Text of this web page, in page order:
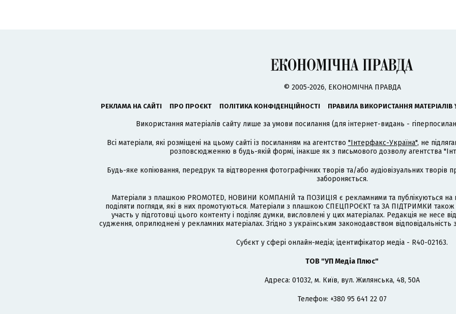
© 2005-2026, ЕКОНОМІЧНА ПРАВДА
РЕКЛАМА НА САЙТІ ПРО ПРОЄКТ ПОЛІТИКА КОНФІДЕНЦІЙНОСТІ ПРАВИЛА ВИКОРИСТАННЯ МАТЕРІАЛІВ
Використання матеріалів сайту лише за умови посилання (для інтернет-видань -
Всі матеріали, які розміщені на цьому сайті із посиланням на агентство "Інтерфакс-Україна", не
розповсюдженню в будь-якій формі, інакше як з письмового дозволу агентства
Будь-яке копіювання, передрук та відтворення фотографічних творів та/або аудіовізуальних
забороняється.
Матеріали з плашкою PROMOTED, НОВИНИ КОМПАНІЙ та ПОЗИЦІЯ є рекламними та публікуються на
поділяти погляди, які в них промотуються. Матеріали з плашкою СПЕЦПРОЄКТ та ЗА ПІДТРИМКИ
участь у підготовці цього контенту і поділяє думки, висловлені у цих матеріалах. Редакція не несе
судження, оприлюднені у рекламних матеріалах. Згідно з українським законодавством
Cубєкт у сфері онлайн-медіа; ідентифікатор медіа - R40-02163.
ТОВ "УП Медіа Плюс"
Адреса: 01032, м. Київ, вул. Жилянська, 48, 50А
Телефон: +380 95 641 22 07